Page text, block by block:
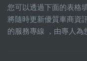
您可以透過下面的表格
將隨時更新優質車商資
的服務專線 ，由專人為